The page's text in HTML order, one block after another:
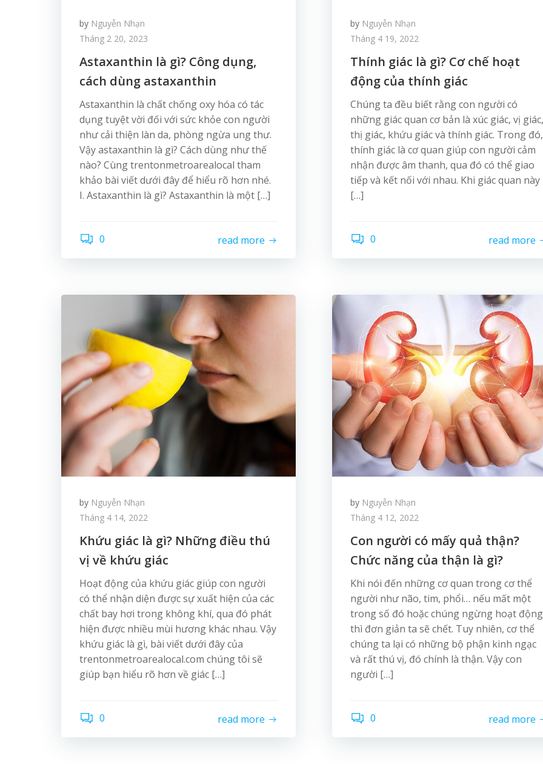
by Nguyễn Nhạn
Tháng 2 20, 2023
Astaxanthin là gì? Công dụng,
cách dùng astaxanthin
Astaxanthin là chất chống oxy hóa có tác
dụng tuyệt vời đối với sức khỏe con người
như cải thiện làn da, phòng ngừa ung thư.
Vậy astaxanthin là gì? Cách dùng như thế
nào? Cùng trentonmetroarealocal tham
khảo bài viết dưới đây để hiểu rõ hơn nhé.
I. Astaxanthin là gì? Astaxanthin là một […]
0 read more
by Nguyễn Nhạn
Tháng 4 19, 2022
Thính giác là gì? Cơ chế hoạt
động của thính giác
Chúng ta đều biết rằng con người có
những giác quan cơ bản là xúc giác, vị giác,
thị giác, khứu giác và thính giác. Trong đó,
thính giác là cơ quan giúp con người cảm
nhận được âm thanh, qua đó có thể giao
tiếp và kết nối với nhau. Khi giác quan này
[…]
0 read more
by Nguyễn Nhạn
Tháng 4 14, 2022
Khứu giác là gì? Những điều thú
vị về khứu giác
Hoạt động của khứu giác giúp con người
có thể nhận diện được sự xuất hiện của các
chất bay hơi trong không khí, qua đó phát
hiện được nhiều mùi hương khác nhau. Vậy
khứu giác là gì, bài viết dưới đây của
trentonmetroarealocal.com chúng tôi sẽ
giúp bạn hiểu rõ hơn về giác […]
0 read more
by Nguyễn Nhạn
Tháng 4 12, 2022
Con người có mấy quả thận?
Chức năng của thận là gì?
Khi nói đến những cơ quan trong cơ thể
người như não, tim, phổi… nếu mất một
trong số đó hoặc chúng ngừng hoạt động
thì đơn giản ta sẽ chết. Tuy nhiên, cơ thể
chúng ta lại có những bộ phận kinh ngạc
và rất thú vị, đó chính là thận. Vậy con
người […]
0 read more